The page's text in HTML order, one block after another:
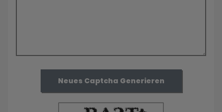
Neues Captcha Generieren